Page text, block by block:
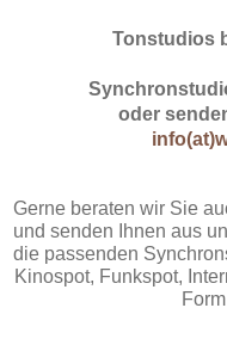
Tonstudios
oder
Gerne beraten wir Sie
und senden Ihnen aus
die passenden
Kinospot, Funkspot,